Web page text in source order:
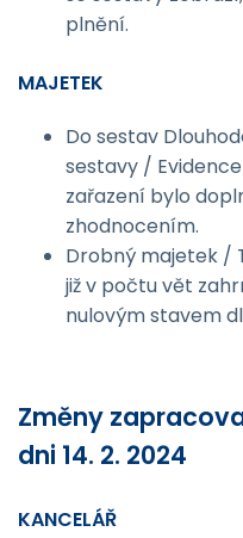
plnění.
MAJETEK
Do sestav
sestavy /
zařazení bylo
zhodnocením.
Drobný majetek /
již v počtu vět
nulovým stavem
Změny
dni 14. 2. 2024
KANCELÁŘ